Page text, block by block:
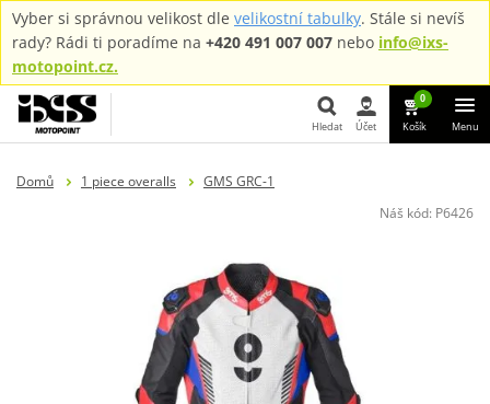
Vyber si správnou velikost dle velikostní tabulky. Stále si nevíš
rady? Rádi ti poradíme na +420 491 007 007 nebo info@ixs-
motopoint.cz.
Hledat Účet
0
Košík Menu
Domů 1 piece overalls
GMS GRC-1
Náš kód: P6426